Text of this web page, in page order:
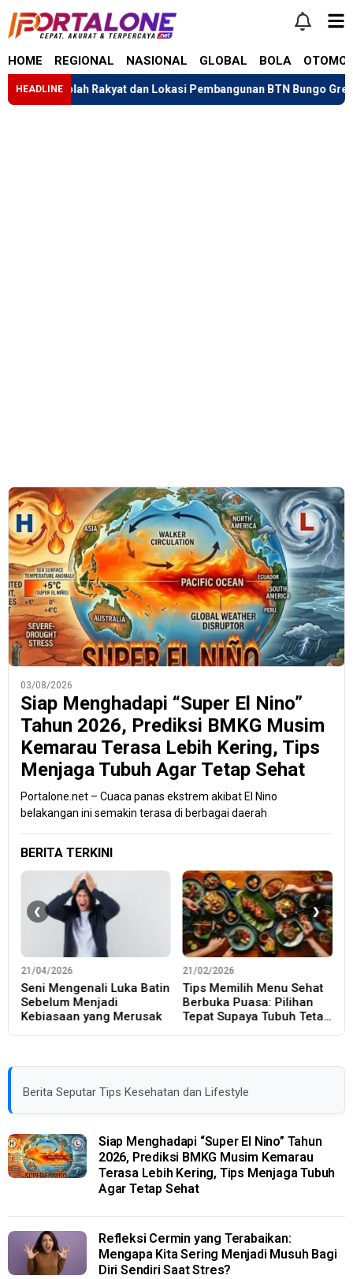
HOME REGIONAL NASIONAL GLOBAL BOLA
HEADLINERakyat dan Lokasi Pembangunan BTN Bungo Green City
03/08/2026
Siap Menghadapi “Super El Nino”
Tahun 2026, Prediksi BMKG Musim
Kemarau Terasa Lebih Kering, Tips
Menjaga Tubuh Agar Tetap Sehat
Portalone.net – Cuaca panas ekstrem akibat El Nino
belakangan ini semakin terasa di berbagai daerah
BERITA TERKINI
21/04/2026
Seni Mengenali Luka Batin
Sebelum Menjadi
Kebiasaan yang Merusak
21/02/2026
Tips Memilih Menu Sehat
Berbuka Puasa: Pilihan
Tepat Supaya Tubuh Tetap
Berita Seputar Tips Kesehatan dan Lifestyle
Siap Menghadapi “Super El Nino” Tahun
2026, Prediksi BMKG Musim Kemarau
Terasa Lebih Kering, Tips Menjaga Tubuh
Agar Tetap Sehat
Refleksi Cermin yang Terabaikan:
Mengapa Kita Sering Menjadi Musuh Bagi
Diri Sendiri Saat Stres?